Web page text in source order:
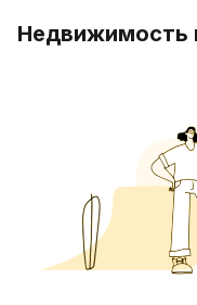
Недвижимость